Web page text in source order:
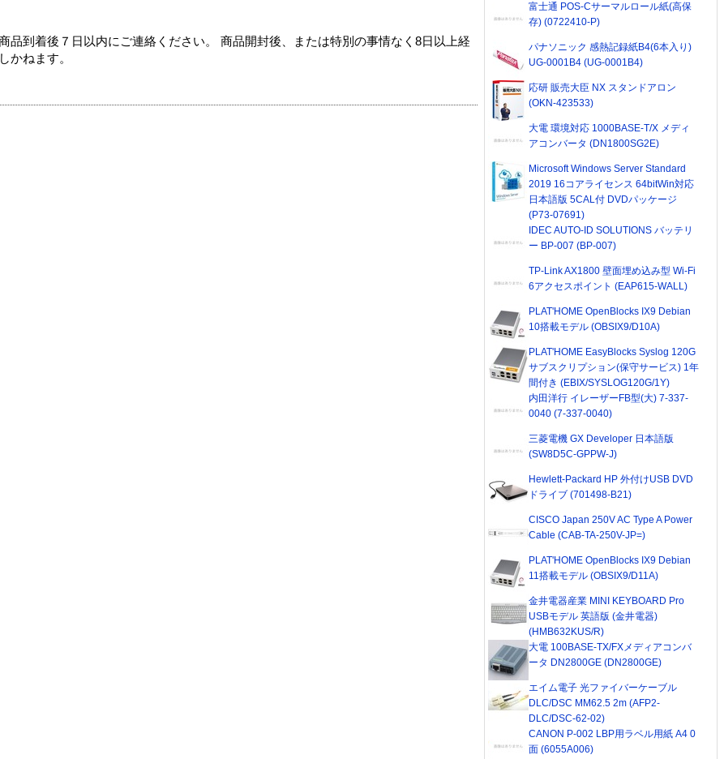
品到着後７日以内にご連絡ください。 商品開封後、または特別の事情なく8日以上経
かねます。
富士通 POS-Cサーマルロール紙(高保
存) (0722410-P)
パナソニック 感熱記録紙B4(6本入り)
UG-0001B4 (UG-0001B4)
応研 販売大臣 NX スタンドアロン
(OKN-423533)
大電 環境対応 1000BASE-T/X メディ
アコンバータ (DN1800SG2E)
Microsoft Windows Server Standard
2019 16コアライセンス 64bitWin対応
日本語版 5CAL付 DVDパッケージ
(P73-07691)
IDEC AUTO-ID SOLUTIONS バッテリ
ー BP-007 (BP-007)
TP-Link AX1800 壁面埋め込み型 Wi-Fi
6アクセスポイント (EAP615-WALL)
PLAT'HOME OpenBlocks IX9 Debian
10搭載モデル (OBSIX9/D10A)
PLAT'HOME EasyBlocks Syslog 120G
サブスクリプション(保守サービス) 1年
間付き (EBIX/SYSLOG120G/1Y)
内田洋行 イレーザーFB型(大) 7-337-
0040 (7-337-0040)
三菱電機 GX Developer 日本語版
(SW8D5C-GPPW-J)
Hewlett-Packard HP 外付けUSB DVD
ドライブ (701498-B21)
CISCO Japan 250V AC Type A Power
Cable (CAB-TA-250V-JP=)
PLAT'HOME OpenBlocks IX9 Debian
11搭載モデル (OBSIX9/D11A)
金井電器産業 MINI KEYBOARD Pro
USBモデル 英語版 (金井電器)
(HMB632KUS/R)
大電 100BASE-TX/FXメディアコンバ
ータ DN2800GE (DN2800GE)
エイム電子 光ファイバーケーブル
DLC/DSC MM62.5 2m (AFP2-
DLC/DSC-62-02)
CANON P-002 LBP用ラベル用紙 A4 0
面 (6055A006)